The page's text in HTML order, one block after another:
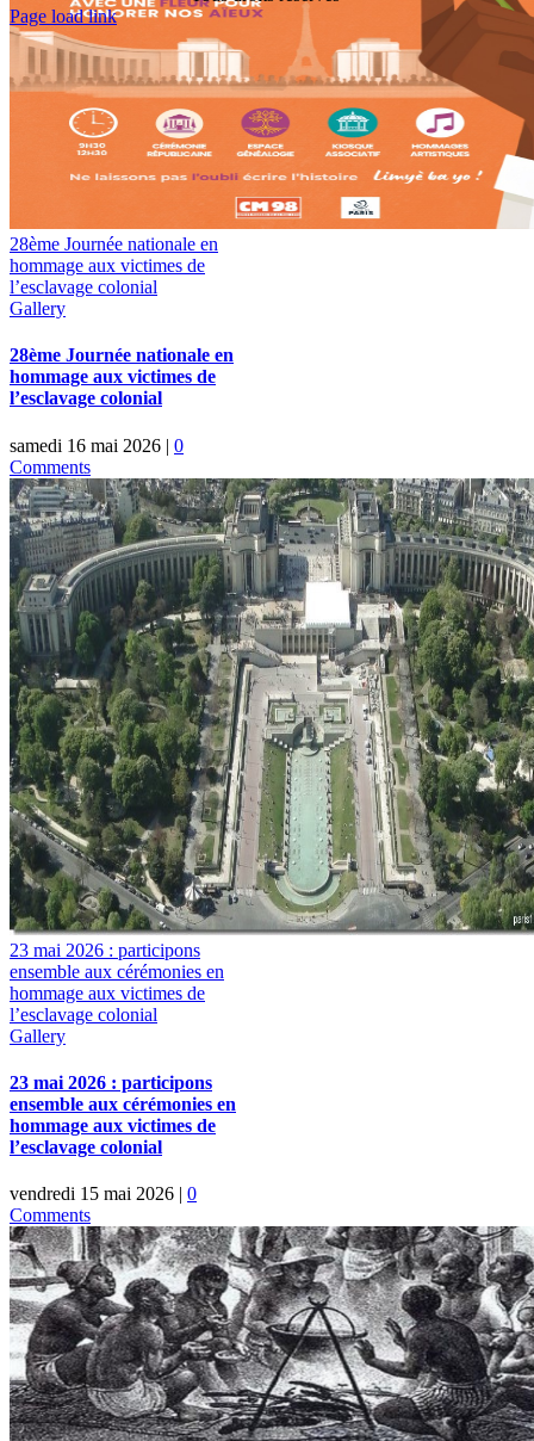
28ème Journée nationale en
hommage aux victimes de
l’esclavage colonial
Gallery
28ème Journée nationale en
hommage aux victimes de
l’esclavage colonial
samedi 16 mai 2026 | 0
Comments
23 mai 2026 : participons
ensemble aux cérémonies en
hommage aux victimes de
l’esclavage colonial
Gallery
23 mai 2026 : participons
ensemble aux cérémonies en
hommage aux victimes de
l’esclavage colonial
vendredi 15 mai 2026 | 0
Comments
Toggle
Sliding
Area
Page load link
Go
Top